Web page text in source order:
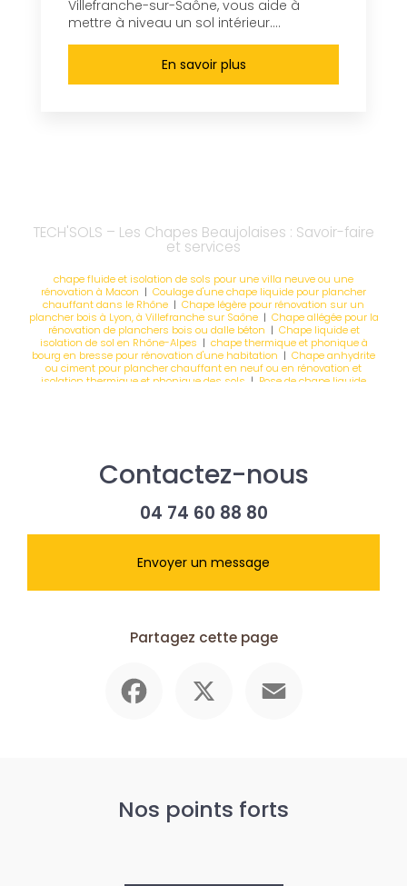
Villefranche-sur-Saône, vous aide à
mettre à niveau un sol intérieur....
En savoir plus
TECH'SOLS – Les Chapes Beaujolaises : Savoir-faire
et services
chape fluide et isolation de sols pour une villa neuve ou une
rénovation à Macon | Coulage d'une chape liquide pour plancher
chauffant dans le Rhône | Chape légère pour rénovation sur un
plancher bois à Lyon, à Villefranche sur Saône | Chape allégée pour la
rénovation de planchers bois ou dalle béton | Chape liquide et
isolation de sol en Rhône-Alpes | chape thermique et phonique à
bourg en bresse pour rénovation d'une habitation | Chape anhydrite
ou ciment pour plancher chauffant en neuf ou en rénovation et
isolation thermique et phonique des sols | Pose de chape liquide
Contactez-nous
04 74 60 88 80
Envoyer un message
Partagez cette page
Nos points forts